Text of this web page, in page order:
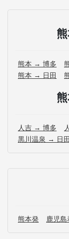
熊本 → 博多
熊本 → 日田
人吉 → 博多
黒川温泉 → 日田
熊本発 鹿児島